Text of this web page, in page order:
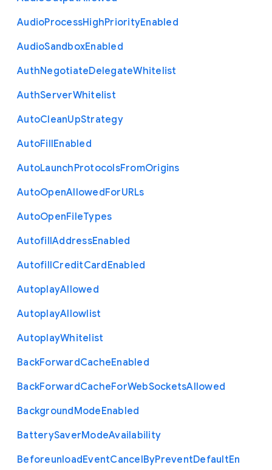
AudioProcessHighPriorityEnabled
AudioSandboxEnabled
AuthNegotiateDelegateWhitelist
AuthServerWhitelist
AutoCleanUpStrategy
AutoFillEnabled
AutoLaunchProtocolsFromOrigins
AutoOpenAllowedForURLs
AutoOpenFileTypes
AutofillAddressEnabled
AutofillCreditCardEnabled
AutoplayAllowed
AutoplayAllowlist
AutoplayWhitelist
BackForwardCacheEnabled
BackForwardCacheForWebSocketsAllowed
BackgroundModeEnabled
BatterySaverModeAvailability
BeforeunloadEventCancelByPreventDefaultEn